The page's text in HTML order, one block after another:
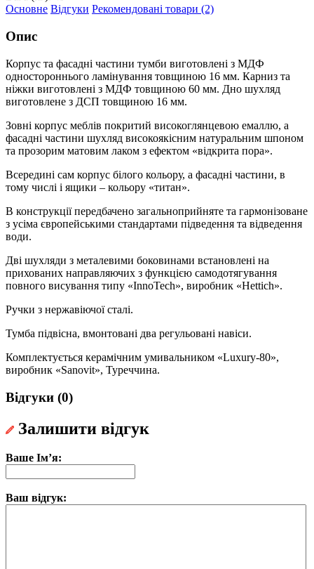
Основне Відгуки Рекомендовані товари (2)
Опис
Корпус та фасадні частини тумби виготовлені з МДФ
одностороннього ламінування товщиною 16 мм. Карниз та
ніжки виготовлені з МДФ товщиною 60 мм. Дно шухляд
виготовлене з ДСП товщиною 16 мм.
Зовні корпус меблів покритий високоглянцевою емаллю, а
фасадні частини шухляд високоякісним натуральним шпоном
та прозорим матовим лаком з ефектом «відкрита пора».
Всередині сам корпус білого кольору, а фасадні частини, в
тому числі і ящики – кольору «титан».
В конструкції передбачено загальноприйняте та гармонізоване
з усіма європейськими стандартами підведення та відведення
води.
Дві шухляди з металевими боковинами встановлені на
прихованих направляючих з функцією самодотягування
повного висування типу «InnoTech», виробник «Hettich».
Ручки з нержавіючої сталі.
Тумба підвісна, вмонтовані два регульовані навіси.
Комплектується керамічним умивальником «Luxury-80»,
виробник «Sanovit», Туреччина.
Відгуки (0)
Залишити відгук
Ваше Ім’я:
Ваш відгук: